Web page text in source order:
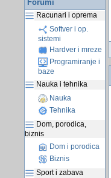
Forumi
Racunari i oprema
Softver i op.
sistemi
Hardver i mreze
Programiranje i
baze
Nauka i tehnika
Nauka
Tehnika
Dom, porodica,
biznis
Dom i porodica
Biznis
Sport i zabava